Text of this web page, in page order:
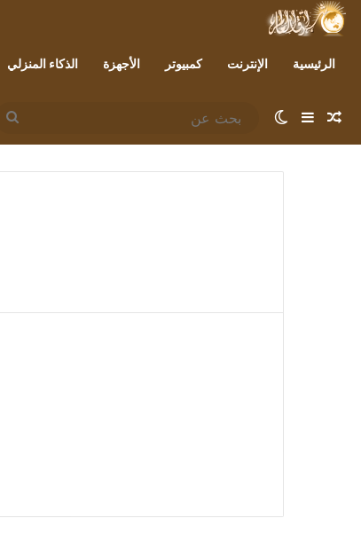
الرئيسية الإنترنت كمبيوتر الأجهزة الذكاء المنزلي
مقال عشوائي
إضافة عمود جانبي
الوضع المظلم